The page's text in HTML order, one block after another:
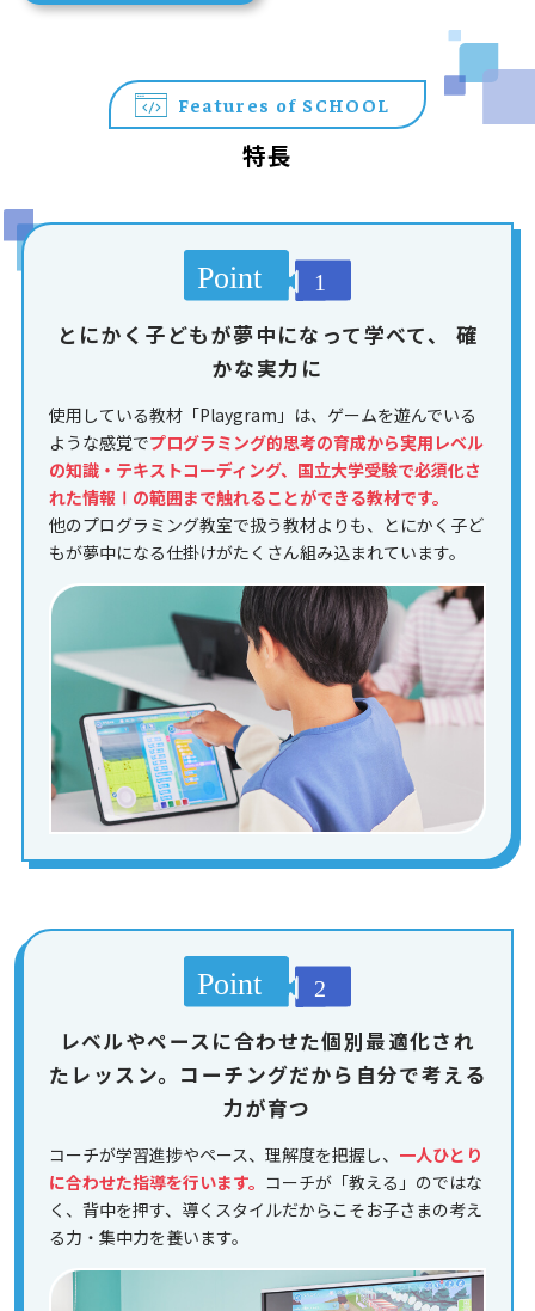
Features of SCHOOL
特長
とにかく子どもが夢中になって学べて、
確
かな実力に
使用している教材「Playgram」は、ゲームを遊んでいる
ような感覚でプログラミング的思考の育成から実用レベル
の知識・テキストコーディング、国立大学受験で必須化さ
れた情報Ⅰの範囲まで触れることができる教材です。
他のプログラミング教室で扱う教材よりも、とにかく子ど
もが夢中になる仕掛けがたくさん組み込まれています。
レベルやペースに合わせた個別最適化され
たレッスン。コーチングだから自分で考える
力が育つ
コーチが学習進捗やペース、理解度を把握し、 一人ひとり
に合わせた指導を行います。 コーチが「教える」のではな
く、背中を押す、導くスタイルだからこそお子さまの考え
る力・集中力を養います。